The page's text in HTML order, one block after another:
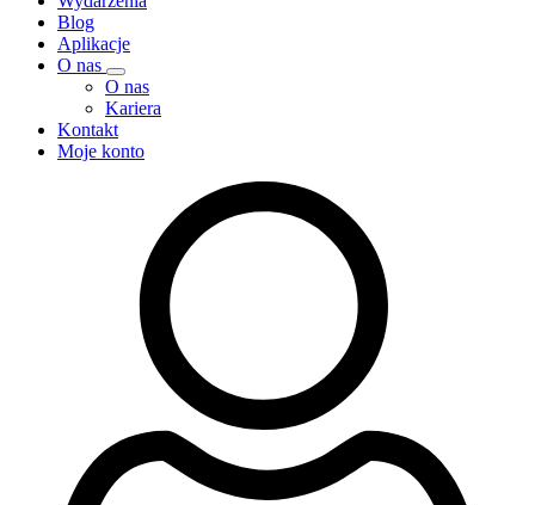
Blog
Aplikacje
O nas
O nas
Kariera
Kontakt
Moje konto